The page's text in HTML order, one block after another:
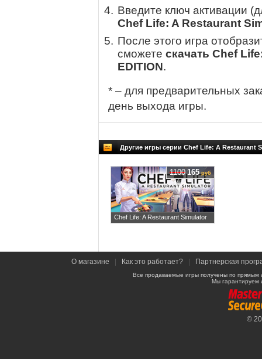
Введите ключ активации
Chef Life: A Restaurant
После этого игра
сможете скачать Chef
EDITION.
* – для предварительных
день выхода игры.
Другие игры серии Chef Life: A Restaurant
Chef Life: A Restaurant Simulator
1100 165руб
О магазине Как это работает? Партнерская
Все продаваемые игры получены по
Мы гарантируем
©